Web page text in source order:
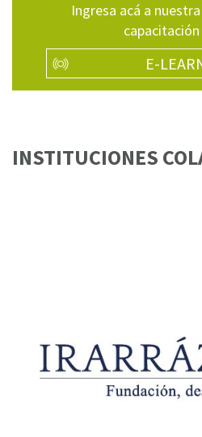
Ingresa acá a
E-
INSTITUCIONES